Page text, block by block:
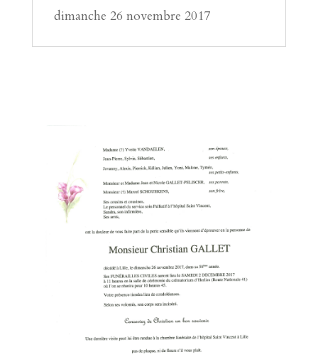
dimanche 26 novembre 2017